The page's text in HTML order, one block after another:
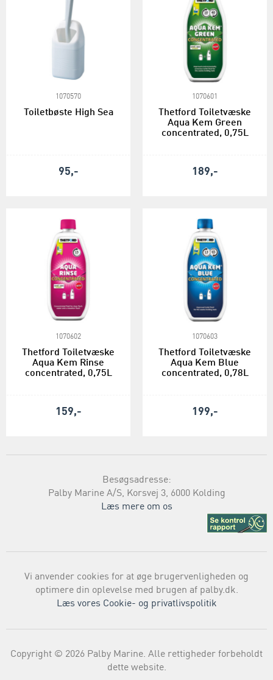
1070570
Toiletbøste High Sea
95,-
1070601
Thetford Toiletvæske
Aqua Kem Green
concentrated, 0,75L
189,-
1070602
Thetford Toiletvæske
Aqua Kem Rinse
concentrated, 0,75L
159,-
1070603
Thetford Toiletvæske
Aqua Kem Blue
concentrated, 0,78L
199,-
Besøgsadresse:
Palby Marine A/S, Korsvej 3, 6000 Kolding
Læs mere om os
Vi anvender cookies for at øge brugervenligheden og
optimere din oplevelse med brugen af palby.dk.
Læs vores Cookie- og privatlivspolitik
Copyright © 2026 Palby Marine. Alle rettigheder forbeholdt
dette website.